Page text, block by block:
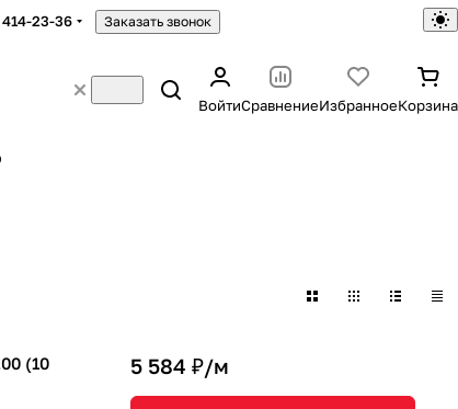
414-23-36 Заказать звонок
ВойтиСравнениеИзбранноеКорзина
(10
5 584 ₽/м